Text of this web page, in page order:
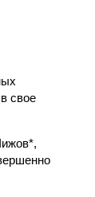
свое